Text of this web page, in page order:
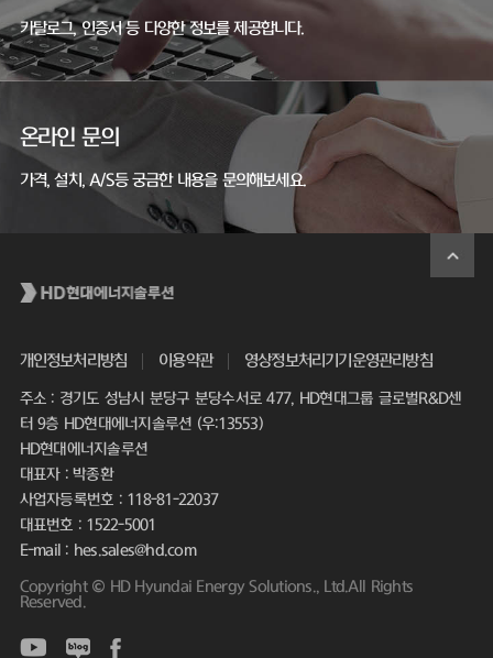
카탈로그, 인증서 등 다양한 정보를 제공합니다.
온라인 문의
가격, 설치, A/S등 궁금한 내용을 문의해보세요.
개인정보처리방침 이용약관 영상정보처리기기운영관리방침
주소 : 경기도 성남시 분당구 분당수서로 477, HD현대그룹 글로벌R&D센
터 9층 HD현대에너지솔루션 (우:13553)
HD현대에너지솔루션
대표자 : 박종환
사업자등록번호 : 118-81-22037
대표번호 : 1522-5001
E-mail : hes.sales@hd.com
Copyright © HD Hyundai Energy Solutions., Ltd.All Rights
Reserved.